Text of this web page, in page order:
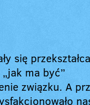
się
ma być”
związku. A